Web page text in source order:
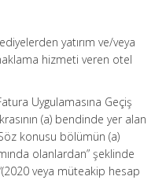
yatırım ve/veya
hizmeti veren otel
Uygulamasına Geçiş
(a) bendinde yer alan
konusu bölümün (a)
olanlardan” şeklinde
veya müteakip hesap